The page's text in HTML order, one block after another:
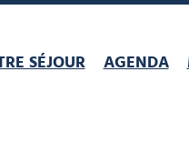
SÉJOUR AGENDA